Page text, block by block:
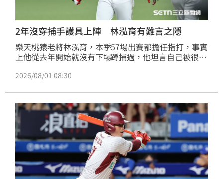
2年沒穿捕手護具上陣 林泓育有難言之隱
樂天桃猿老將林泓育，本季57場出賽都擔任指打，事實
上他從去年開始就沒有下場蹲捕過，他坦言自己被很多
只能蹲1場對球隊效益並不大，倒不如把機會留給培養
2026/08/01 08:30